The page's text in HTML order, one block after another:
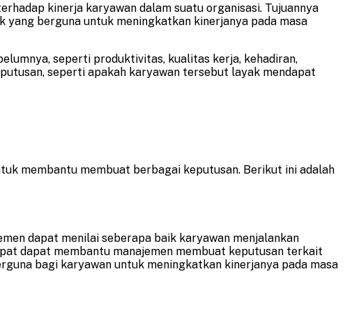
kinerja karyawan dalam suatu organisasi. Tujuannya
berguna untuk meningkatkan kinerjanya pada masa
seperti produktivitas, kualitas kerja, kehadiran,
seperti apakah karyawan tersebut layak mendapat
membantu membuat berbagai keputusan. Berikut ini adalah
dapat menilai seberapa baik karyawan menjalankan
dapat membantu manajemen membuat keputusan terkait
bagi karyawan untuk meningkatkan kinerjanya pada masa